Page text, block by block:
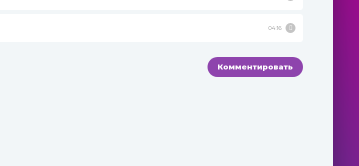
04:16
Комментировать